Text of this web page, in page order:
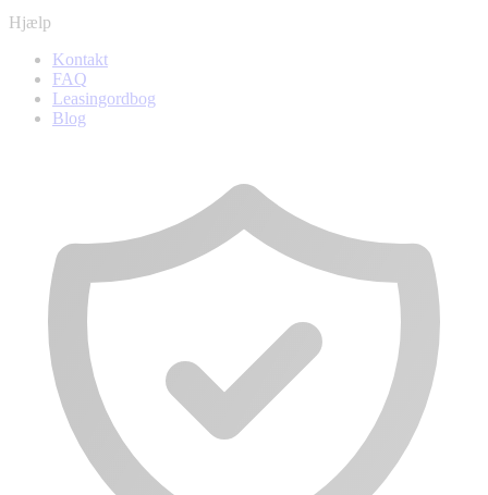
Hjælp
Kontakt
FAQ
Leasingordbog
Blog